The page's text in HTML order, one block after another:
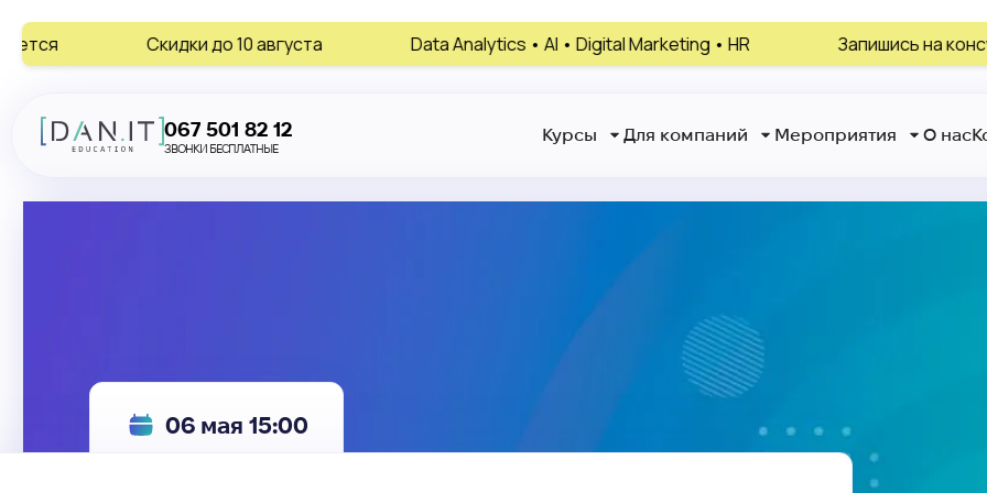
Скидки до 10 августа Data Analytics • AI • Digital Marketing • HR Запишись на консультацию,
067 501 82 12
ЗВОНКИ БЕСПЛАТНЫЕ
Курсы Для компаний Мероприятия О нас
06 мая 15:00